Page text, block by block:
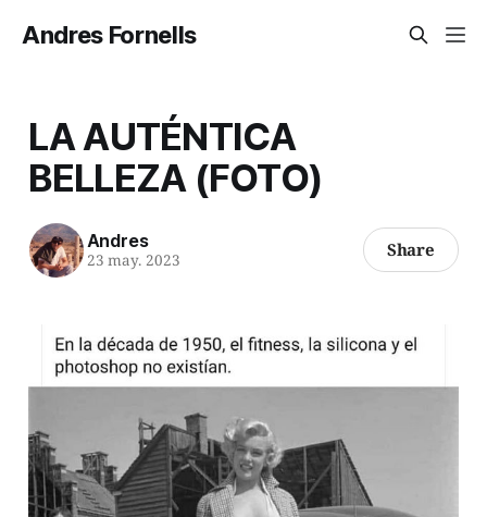
Andres Fornells
LA AUTÉNTICA
BELLEZA (FOTO)
Andres
23 may. 2023 Share